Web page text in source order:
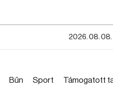
2026. 08.
Bűn Sport Támogatott